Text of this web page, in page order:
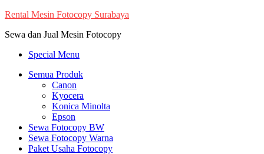
Skip
content
Rental Mesin Fotocopy Surabaya
Sewa dan Jual Mesin Fotocopy
Special Menu
Semua Produk
Canon
Kyocera
Konica Minolta
Epson
Sewa Fotocopy BW
Sewa Fotocopy Warna
Paket Usaha Fotocopy